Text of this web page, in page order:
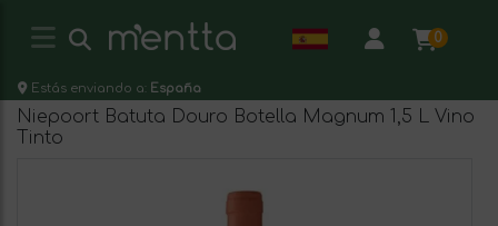
0
Estás enviando a: España
Niepoort Batuta Douro Botella Magnum 1,5 L Vino
Tinto